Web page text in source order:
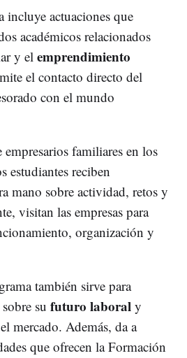
incluye actuaciones que
académicos relacionados
y el emprendimiento
el contacto directo del
con el mundo
empresarios familiares en los
estudiantes reciben
mano sobre actividad, retos y
visitan las empresas para
organización y
también sirve para
su futuro laboral y
mercado. Además, da a
que ofrecen la Formación